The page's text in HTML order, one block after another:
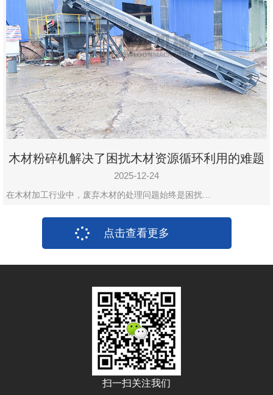
木材粉碎机解决了困扰木材资源循环利用的难题
2025-12-24
在木材加工行业中，废弃木材的处理问题始终是困扰…
点击查看更多
扫一扫关注我们